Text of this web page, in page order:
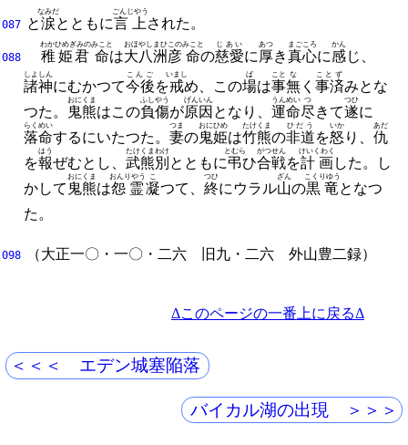
087 と涙
なみだ
とともに言上
ごんじやう
された。
088 稚姫君
わかひめぎみの
命
みこと
は大八洲彦
おほやしまひこの
命
みこと
の慈愛
じあい
に 厚
あつ
き真心
まごころ
に感
かん
じ、
諸神
しよしん
にむかつて今後
こんご
を戒
いまし
め、 この場
ば
は事
こと
無
な
く 事済
ことず
みとな
つた。
鬼熊
おにくま
はこの負傷
ふしやう
が原因
げんいん
となり、 運命
うんめい
尽
つ
きて遂
つひ
に
落命
らくめい
するにいたつた。 妻
つま
の鬼姫
おにひめ
は竹熊
たけくま
の非道
ひだう
を怒
いか
り、 仇
あだ
を報
はう
ぜむとし、 武熊別
たけくまわけ
とともに弔
とむら
ひ合戦
がつせん
を計画
けいくわく
した。
し
かして 鬼熊
おにくま
は怨霊
おんりやう
凝
こ
つて、 終
つひ
にウラル山
ざん
の黒竜
こくりゆう
となつ
た。
098 （大正一〇・一〇・二六 旧九・二六 外山豊二録）
Δこのページの一番上に戻るΔ
＜＜＜ エデン城塞陥落
バイカル湖の出現 ＞＞＞